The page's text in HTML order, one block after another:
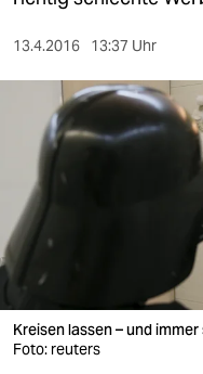
sport
berlin
nord
wahrheit
verlag
verlag
veranstaltungen
13.4.2016 13:37 Uhr
Kreisen lassen – und
Foto: reuters